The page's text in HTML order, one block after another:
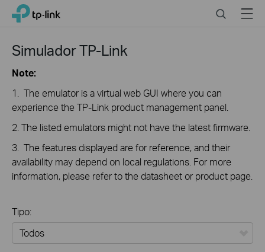
Click
navigation
TP-Link, Reliably Smart SearchMenu
Simulador TP-Link
Note:
1. The emulator is a virtual web GUI where you can
experience the TP-Link product management panel.
2. The listed emulators might not have the latest firmware.
3. The features displayed are for reference, and their
availability may depend on local regulations. For more
information, please refer to the datasheet or product page.
Tipo: